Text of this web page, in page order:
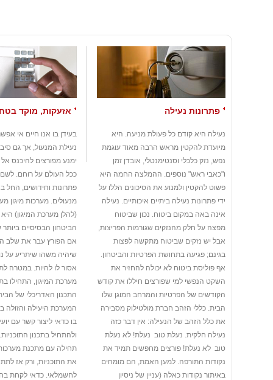
פתרונות נעילה
נעילה היא קודם כל פעולת מניעה. היא
מיועדת להקטין מראש הרבה מאוד עוגמת
נפש, נזק כלכלי וסנטימנטלי, אובדן זמן
ו"כאבי ראש" נוספים. ההמלצה החמה היא
פשוט להקטין ולמנוע את הסיכונים הללו על
ידי פתרונות נעילה ביתיים איכותיים. נעילה
אינה באה במקום ביטוח. נכון שביטוח
מפצה על חלק מהנזקים שגורמות הפריצות,
אבל יש נזקים שביטוח מתקשה לפצות
בגינם; פגיעה בתחושת הפרטיות והביטחון.
אף פוליסת ביטוח לא יכולה להחזיר את
השקט הנפשי למי שפורצים חיללו את קודש
הקודשים של הפרטיות והמרחב המוגן שלו 
הבית. כללי הזהב חברת מולטילוק מסבירה
את כלל הזהב של הנעילה: אין דבר כזה
נעילה חלקית. נעלת טוב  נעלת! לא נעלת
טוב  לא נעלת! פורצים מחפשים תמיד את
נקודות התורפה. למען האמת, הם מומחים
באיתור נקודות כאלה (עניין של ניסיון
אזעקות, מוקד
בעידן בו אנו חיים אי
נעילת המנעול, אך גם
ימנע מפורצים להיכנס
ככל העולם על רוחם. לשם
פתרונות וחידושים, החל
מנעולים. מערכות מיגון
(להלן מערכת המיגון)
הביטחון הבסיסיים
אם הפורץ עבר את שלב
שיהיה משהו שיתריע על
אסור לו להיות. במטרה
מערכת המיגון, התחילו
התכנון האדריכלי של
המערכת היעילה והזולה
בו כדאי ליצור קשר עם
ולהתחיל בתכנון
תחילה עם מתכנת
את התוכניות, ורק אז
לחשמלאי. כדאי לקחת